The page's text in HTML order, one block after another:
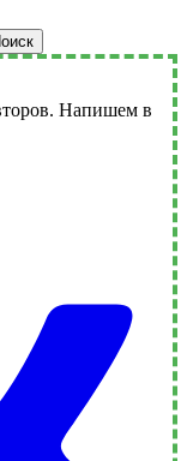
Напишем в